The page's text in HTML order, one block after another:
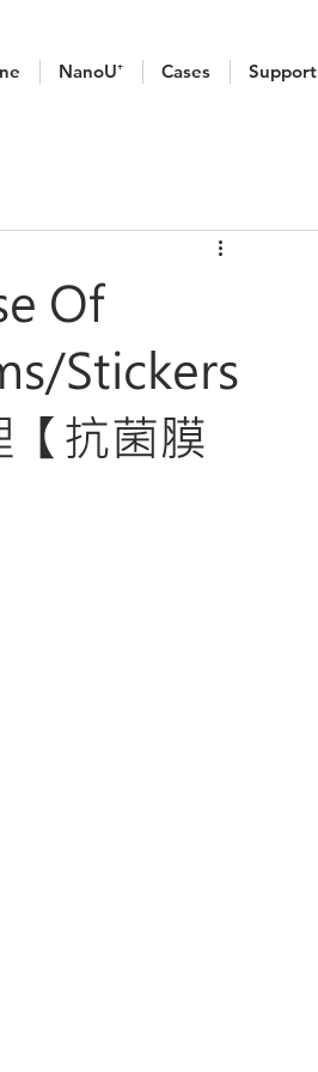
NanoU⁺ Cases Support
Of
Stickers
抗菌膜